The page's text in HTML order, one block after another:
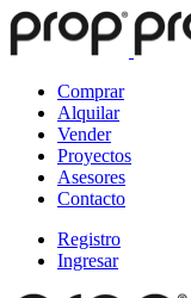
Comprar
Alquilar
Vender
Proyectos
Asesores
Contacto
Registro
Ingresar